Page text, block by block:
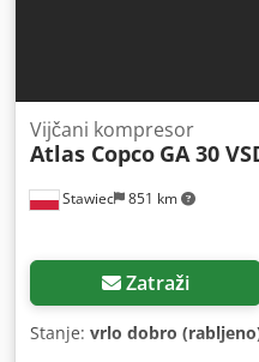
Stawiec 851 km
Vijčani kompresor
Atlas Copco GA 30
Zatraži
Stanje: vrlo dobro